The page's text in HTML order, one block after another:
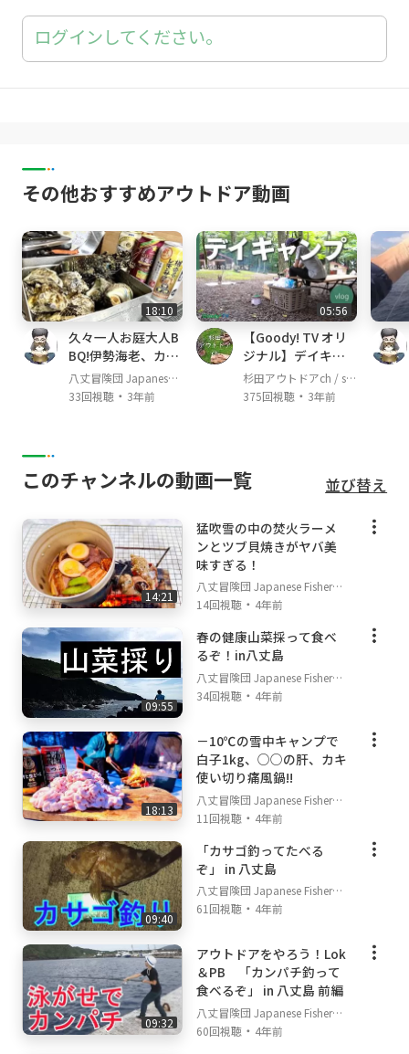
ログインしてください。
その他おすすめアウトドア動画
18:10
久々一人お庭大人B
BQ!伊勢海老、カ
キ、サザエで酒爆飲
み!!
八丈冒険団 Japanese F
isherman's TV
33回視聴・ 3年前
05:56
【Goody! TV オリ
ジナル】デイキャ
ンプのススメ。 Par
t3：食事・撤収編
杉田アウトドアch / su
gita outdoor channel
375回視聴・ 3年前
このチャンネルの動画一覧 並び替え
14:21
猛吹雪の中の焚火ラーメ
ンとツブ貝焼きがヤバ美
味すぎる！
八丈冒険団 Japanese Fisherm
an's TV
14回視聴 ・ 4年前
09:55
春の健康山菜採って食べ
るぞ！in八丈島
八丈冒険団 Japanese Fisherm
an's TV
34回視聴 ・ 4年前
18:13
－10℃の雪中キャンプで
白子1kg、○○の肝、カキ
使い切り痛風鍋!!
八丈冒険団 Japanese Fisherm
an's TV
11回視聴 ・ 4年前
09:40
「カサゴ釣ってたべる
ぞ」 in 八丈島
八丈冒険団 Japanese Fisherm
an's TV
61回視聴 ・ 4年前
09:32
アウトドアをやろう！Lok
＆PB 「カンパチ釣って
食べるぞ」 in 八丈島 前編
八丈冒険団 Japanese Fisherm
an's TV
60回視聴 ・ 4年前